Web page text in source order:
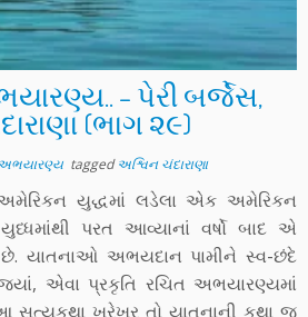
– પેરી બર્જેસ,
(ભાગ ૨૯)
taggedઅશ્વિન ચંદારાણા
અમેરિકન યુદ્ધમાં લડેલા એક અમેરિકન
પરત આવ્યાનાં વર્ષો બાદ એ
છે. યાતનાઓ અભયદાન પામીને સ્વ-છંદે
જ્યાં, એવા પ્રકૃતિ રચિત અભયારણ્યમાં
સત્યકથા ખરેખર તો યાતનાની કથા જ